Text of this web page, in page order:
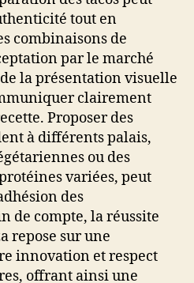
tout en
combinaisons de
par le marché
la présentation visuelle
clairement
Proposer des
à différents palais,
ou des
variées, peut
des
de compte, la réussite
repose sur une
innovation et respect
offrant ainsi une